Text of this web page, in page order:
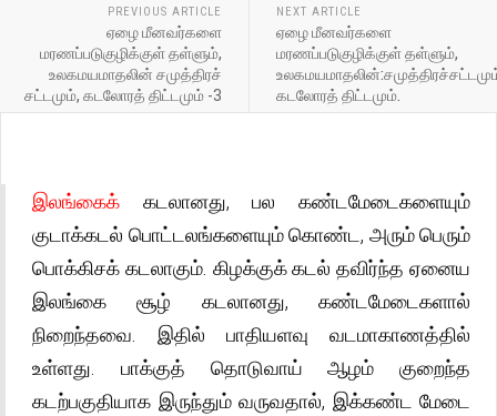
PREVIOUS ARTICLE
ஏழை மீனவர்களை
மரணப்படுகுழிக்குள் தள்ளும்,
உலகமயமாதலின் சமுத்திரச்
சட்டமும், கடலோரத் திட்டமும் -3
NEXT ARTICLE
ஏழை மீனவர்களை
மரணப்படுகுழிக்குள் தள்ளும்,
கடலோரத் திட்டமும்.
இலங்கைக் கடலானது, பல கண்டமேடைகளையும்
குடாக்கடல் பொட்டலங்களையும் கொண்ட, அரும் பெரும்
பொக்கிசக் கடலாகும். கிழக்குக் கடல் தவிர்ந்த ஏனைய
இலங்கை சூழ் கடலானது, கண்டமேடைகளால்
நிறைந்தவை. இதில் பாதியளவு வடமாகாணத்தில்
உள்ளது. பாக்குத் தொடுவாய் ஆழம் குறைந்த
கடற்பகுதியாக இருந்தும் வருவதால், இக்கண்ட மேடை